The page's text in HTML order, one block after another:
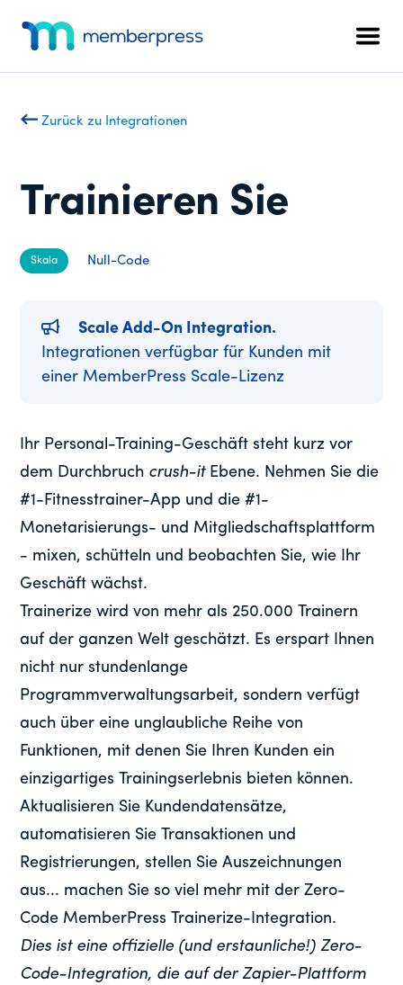
Hauptinhalt
springen
Fußzeile
springen
Menü
in-
Mitgliedschafts-
Plugin
Zurück zu Integrationen
Trainieren Sie
Skala Null-Code
Scale Add-On Integration.
Integrationen verfügbar für Kunden mit
einer MemberPress Scale-Lizenz
Ihr Personal-Training-Geschäft steht kurz vor
dem Durchbruch crush-itEbene. Nehmen Sie die
#1-Fitnesstrainer-App und die #1-
Monetarisierungs- und Mitgliedschaftsplattform
- mixen, schütteln und beobachten Sie, wie Ihr
Geschäft wächst.
Trainerize wird von mehr als 250.000 Trainern
auf der ganzen Welt geschätzt. Es erspart Ihnen
nicht nur stundenlange
Programmverwaltungsarbeit, sondern verfügt
auch über eine unglaubliche Reihe von
Funktionen, mit denen Sie Ihren Kunden ein
einzigartiges Trainingserlebnis bieten können.
Aktualisieren Sie Kundendatensätze,
automatisieren Sie Transaktionen und
Registrierungen, stellen Sie Auszeichnungen
aus... machen Sie so viel mehr mit der Zero-
Code MemberPress Trainerize-Integration.
Dies ist eine offizielle (und erstaunliche!) Zero-
Code-Integration, die auf der Zapier-Plattform